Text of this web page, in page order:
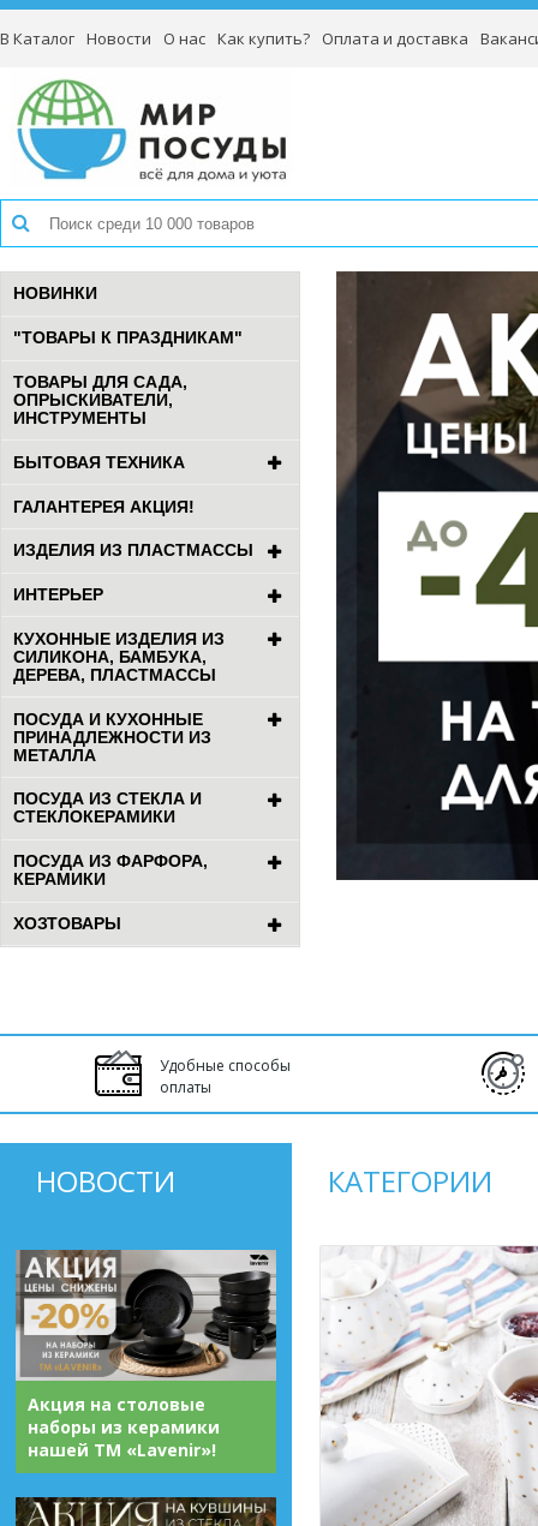
В Каталог Новости О нас Как купить? Оплата и доставка
НОВИНКИ
"ТОВАРЫ К ПРАЗДНИКАМ"
ТОВАРЫ ДЛЯ САДА,
ОПРЫСКИВАТЕЛИ,
ИНСТРУМЕНТЫ
БЫТОВАЯ ТЕХНИКА
ГАЛАНТЕРЕЯ АКЦИЯ!
ИЗДЕЛИЯ ИЗ ПЛАСТМАССЫ
ИНТЕРЬЕР
КУХОННЫЕ ИЗДЕЛИЯ ИЗ
СИЛИКОНА, БАМБУКА,
ДЕРЕВА, ПЛАСТМАССЫ
ПОСУДА И КУХОННЫЕ
ПРИНАДЛЕЖНОСТИ ИЗ
МЕТАЛЛА
ПОСУДА ИЗ СТЕКЛА И
СТЕКЛОКЕРАМИКИ
ПОСУДА ИЗ ФАРФОРА,
КЕРАМИКИ
ХОЗТОВАРЫ
Удобные способы
оплаты
НОВОСТИ
Акция на столовые
наборы из керамики
нашей ТМ «Lavenir»!
КАТЕГОРИИ